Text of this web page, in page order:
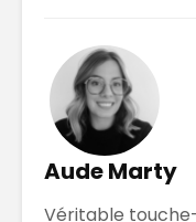
Aude Marty
Véritable